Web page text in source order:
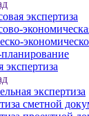
экспертиза
экспертиза
экспертиза
сметной